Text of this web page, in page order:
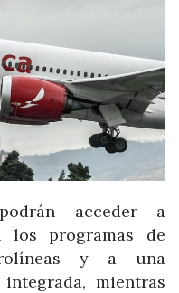
acceder a
los programas de
y a una
mientras